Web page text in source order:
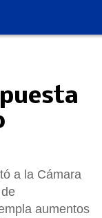
a la Cámara
aumentos